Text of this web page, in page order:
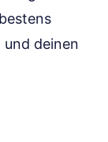
und deinen